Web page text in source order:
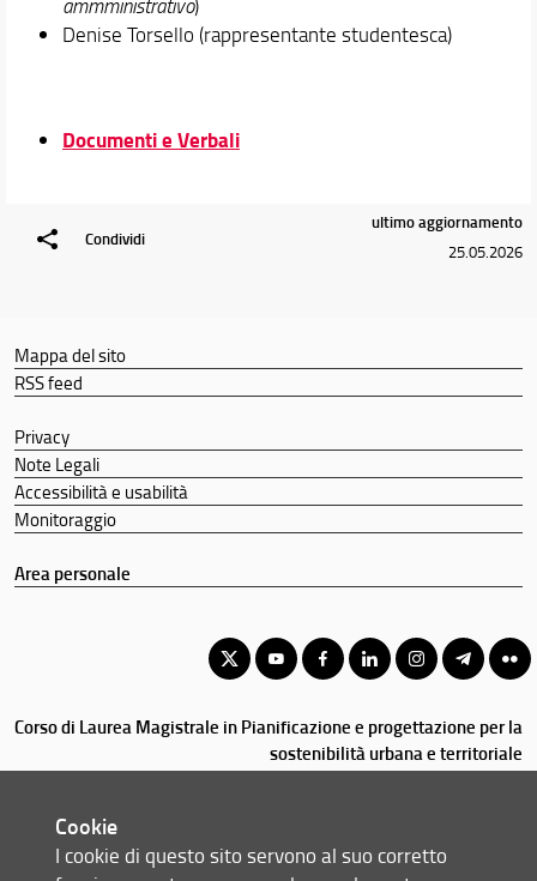
Denise Torsello (rappresentante studentesca)
Documenti e Verbali
Condividi
ultimo aggiornamento
25.05.2026
Mappa del sito
RSS feed
Privacy
Note Legali
Accessibilità e usabilità
Monitoraggio
Area personale
Corso di Laurea Magistrale in Pianificazione e progettazione per la
sostenibilità urbana e territoriale
Cookie
I cookie di questo sito servono al suo corretto